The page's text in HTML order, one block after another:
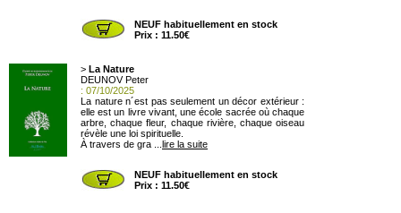
NEUF habituellement en stock
Prix : 11.50€
> La Nature
DEUNOV Peter
: 07/10/2025
La nature n´est pas seulement un décor extérieur :
elle est un livre vivant, une école sacrée où chaque
arbre, chaque fleur, chaque rivière, chaque oiseau
révèle une loi spirituelle.
À travers de gra ... lire la suite
NEUF habituellement en stock
Prix : 11.50€